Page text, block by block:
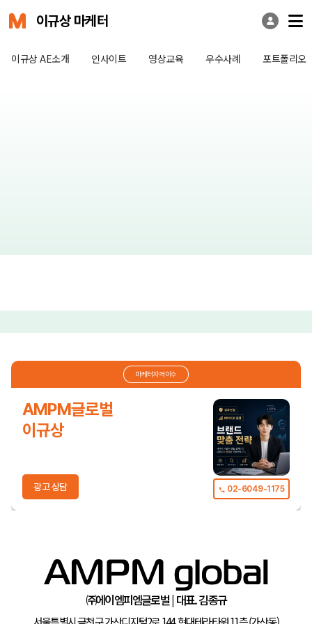
이규상 마케터
이규상 AE소개 인사이트 영상교육 우수사례 포트폴리오
마케터자격이수
AMPM글로벌
이규상
광고 상담 02-6049-1175